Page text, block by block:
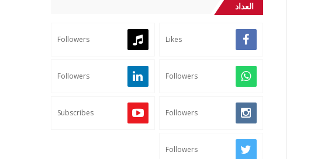
العداد
Likes
Followers
Followers
Followers
Followers
Subscribes
Followers